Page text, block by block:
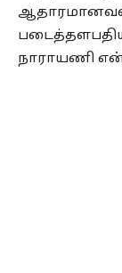
நாராயணி